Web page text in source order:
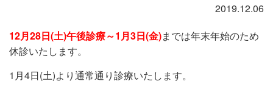
2019.12.06
12月28日(土)午後診療～1月3日(金)までは年末年始のため
休診いたします。
1月4日(土)より通常通り診療いたします。